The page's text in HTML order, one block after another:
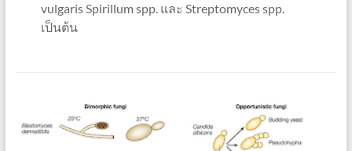
vulgaris Spirillum spp. และ Streptomyces spp.
เป็นต้น